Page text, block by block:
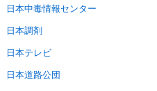
日本中毒情報センター
日本調剤
日本テレビ
日本道路公団